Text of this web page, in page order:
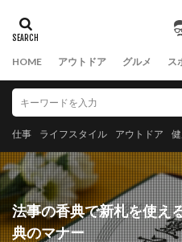
HOME アウトドア グルメ ス
仕事 ライフスタイル アウトドア
法事の香典で新札を使え
典のマナー